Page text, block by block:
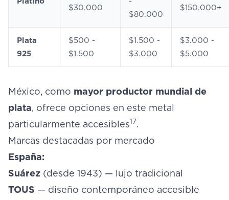
$30.000
$80.000
$150.000+
Plata
925
$500 -
$1.500
$1.500 -
$3.000
$3.000 -
$5.000
México, como mayor productor mundial de
plata, ofrece opciones en este metal
particularmente accesibles17.
Marcas destacadas por mercado
España:
Suárez (desde 1943) — lujo tradicional
TOUS — diseño contemporáneo accesible